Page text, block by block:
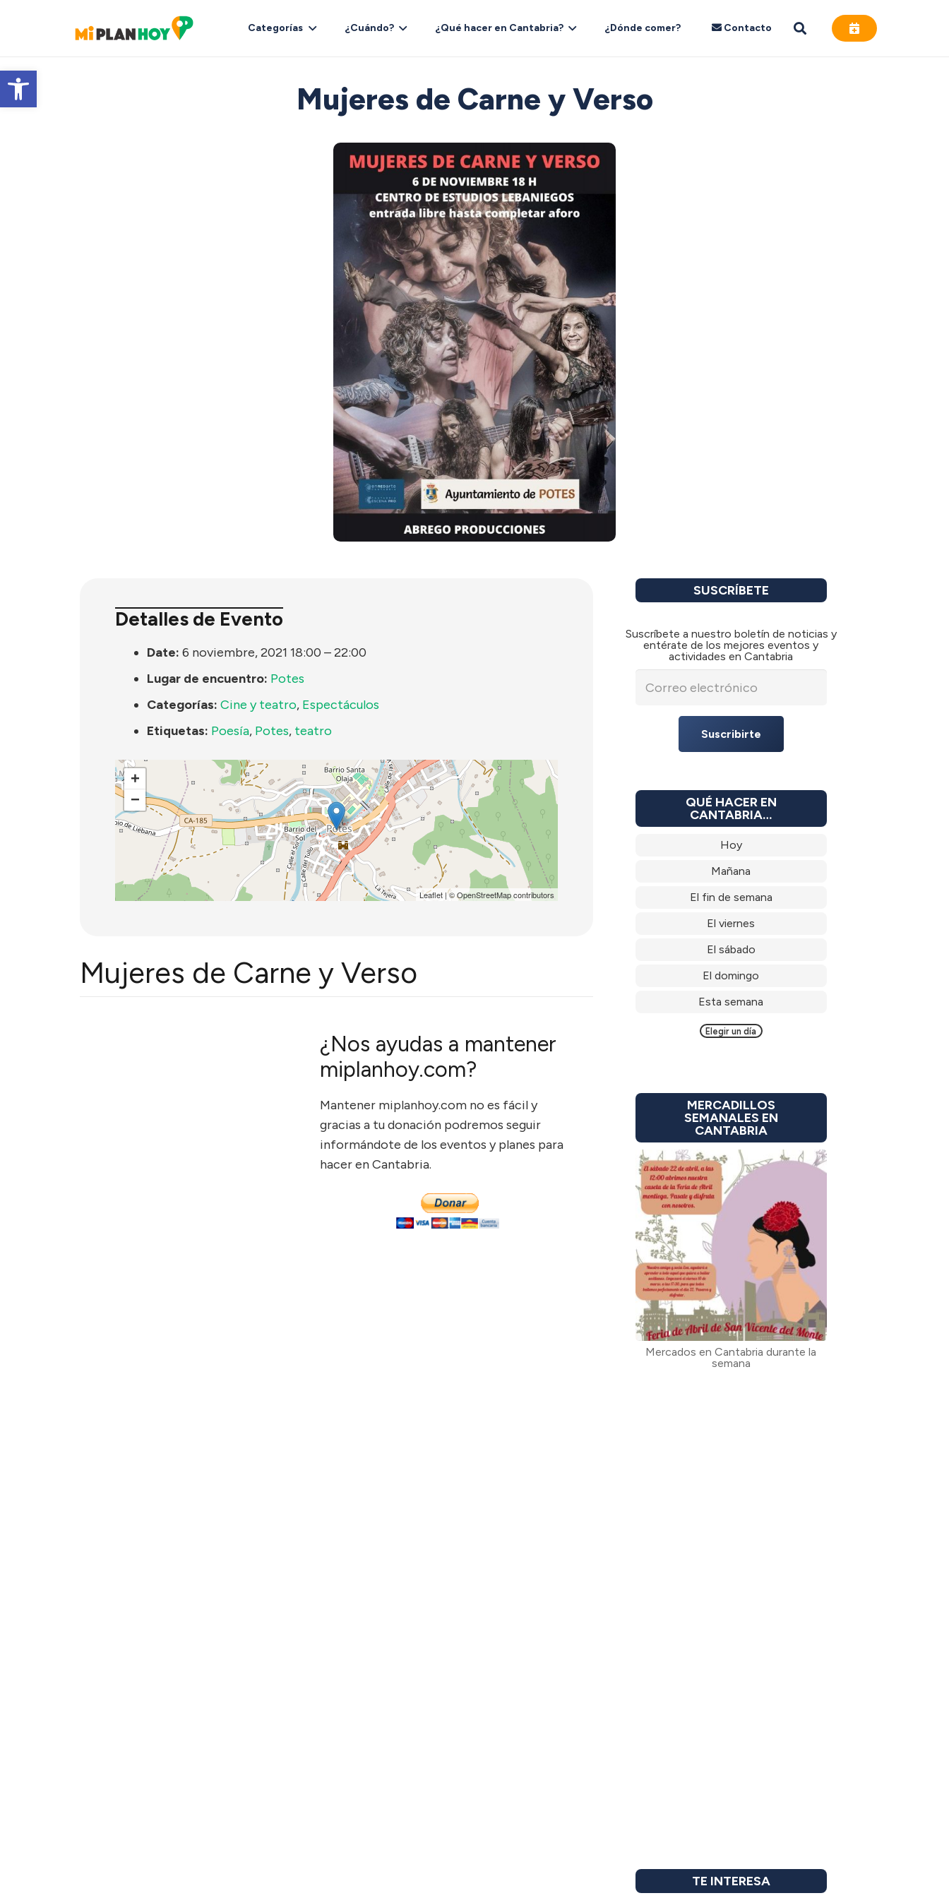
Abrir barra de herramientas
Categorías ¿Cuándo? ¿Qué hacer en Cantabria? ¿Dónde comer? Contacto
Mujeres de Carne y Verso
Detalles de Evento
Date: 6 noviembre, 2021 18:00 –22:00
Lugar de encuentro: Potes
Categorías: Cine y teatro, Espectáculos
Etiquetas: Poesía, Potes, teatro
+
−
Leaflet| ©OpenStreetMapcontributors
Mujeres de Carne y Verso
¿Nos ayudas a mantener
miplanhoy.com?
Mantener miplanhoy.com no es fácil y
gracias a tu donación podremos seguir
informándote de los eventos y planes para
hacer en Cantabria.
SUSCRÍBETE
Suscríbete a nuestro boletín de noticias y
entérate de los mejores eventos y
actividades en Cantabria
Suscribirte
QUÉ HACER EN
CANTABRIA…
Hoy
Mañana
El fin de semana
El viernes
El sábado
El domingo
Esta semana
Elegir un día
MERCADILLOS
SEMANALES EN
CANTABRIA
Mercados en Cantabria durante la
semana
TE INTERESA